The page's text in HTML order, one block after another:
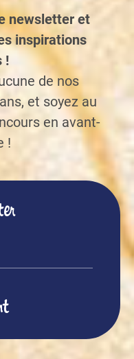
newsletter et
inspirations
!
de nos
et soyez au
en avant-
!